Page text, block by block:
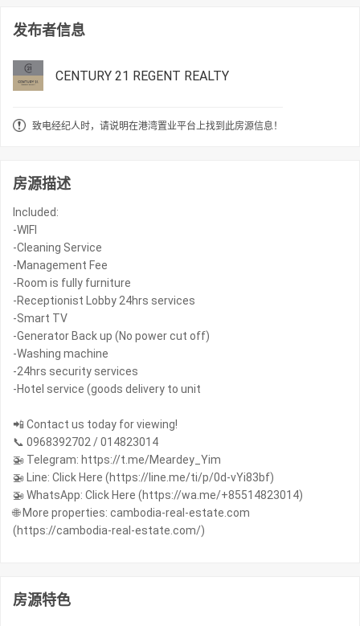
发布者信息
CENTURY 21 REGENT REALTY
致电经纪人时，请说明在港湾置业平台上找到此房源信息！
房源描述
Included:
-WIFI
-Cleaning Service
-Management Fee
-Room is fully furniture
-Receptionist Lobby 24hrs services
-Smart TV
-Generator Back up (No power cut off)
-Washing machine
-24hrs security services
-Hotel service (goods delivery to unit
📲 Contact us today for viewing!
📞 0968392702 / 014823014
🚁 Telegram: https://t.me/Meardey_Yim
🚁 Line: Click Here (https://line.me/ti/p/0d-vYi83bf)
🚁 WhatsApp: Click Here (https://wa.me/+85514823014)
🌐 More properties: cambodia-real-estate.com
(https://cambodia-real-estate.com/)
房源特色